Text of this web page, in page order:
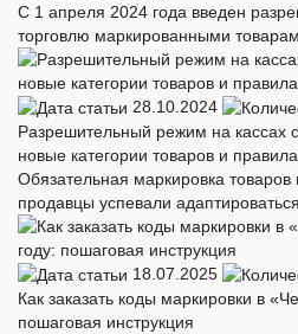
С 1 апреля 2024 года введен
торговлю маркированными
28.10.2024
Разрешительный режим на кассах
новые категории товаров и
Обязательная маркировка товаров
продавцы успевали
18.07.2025
Как заказать коды маркировки в
пошаговая инструкция